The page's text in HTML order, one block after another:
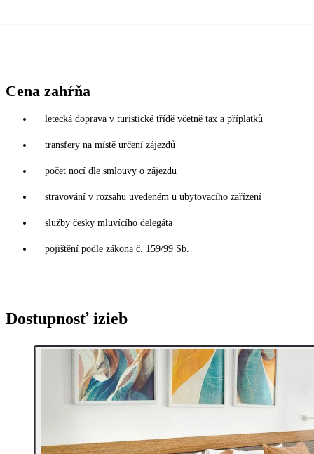
Cena zahŕňa
letecká doprava v turistické třídě včetně tax a příplatků
transfery na místě určení zájezdů
počet nocí dle smlouvy o zájezdu
stravování v rozsahu uvedeném u ubytovacího zařízení
služby česky mluvícího delegáta
pojištění podle zákona č. 159/99 Sb.
Dostupnosť izieb